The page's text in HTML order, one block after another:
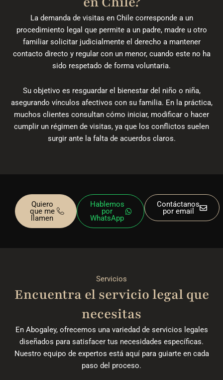
La demanda de visitas en Chile corresponde a un
procedimiento legal que permite a un padre, madre u otro
familiar solicitar judicialmente el derecho a mantener
contacto directo y regular con un menor, cuando este no ha
sido respetado de forma voluntaria.
Su objetivo es resguardar el bienestar del niño o niña,
asegurando vínculos afectivos con su familia. En la práctica,
muchos clientes consultan cómo iniciar, modificar o hacer
cumplir un régimen de visitas, ya que los conflictos suelen
surgir ante la falta de acuerdos claros.
Quiero
que me
llamen
Hablemos
por
WhatsApp
Contáctanos
por email
Servicios
Encuentra el servicio legal que
necesitas
En Abogaley, ofrecemos una variedad de servicios legales
diseñados para satisfacer tus necesidades específicas.
Nuestro equipo de expertos está aquí para guiarte en cada
paso del proceso.